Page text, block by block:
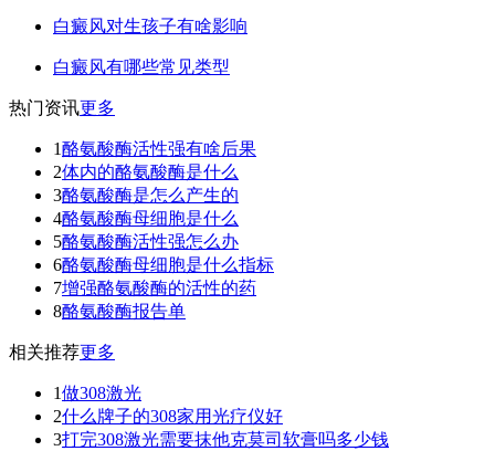
白癜风对生孩子有啥影响
白癜风有哪些常见类型
热门资讯更多
1酪氨酸酶活性强有啥后果
2体内的酪氨酸酶是什么
3酪氨酸酶是怎么产生的
4酪氨酸酶母细胞是什么
5酪氨酸酶活性强怎么办
6酪氨酸酶母细胞是什么指标
7增强酪氨酸酶的活性的药
8酪氨酸酶报告单
相关推荐更多
1做308激光
2什么牌子的308家用光疗仪好
3打完308激光需要抹他克莫司软膏吗多少钱